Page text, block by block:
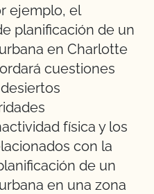
ejemplo, el
planificación de un
en Charlotte
cuestiones
física y los
con la
de un
en una zona